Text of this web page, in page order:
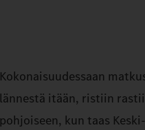
Kokonaisuudessaan
lännestä itään, ristiin
pohjoiseen, kun taas